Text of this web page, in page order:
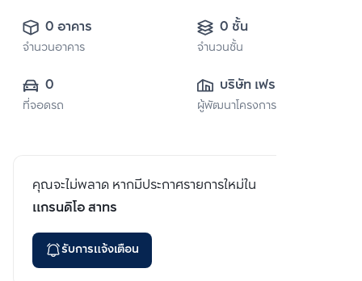
0 อาคาร
จำนวนอาคาร
0 ชั้น
จำนวนชั้น
0
ที่จอดรถ
บริษัท เฟรเซอร์ส
พร็อพเพอร์ตี้
ผู้พัฒนาโครงการ
คุณจะไม่พลาด หากมีประกาศรายการใหม่ใน
แกรนดิโอ สาทร
รับการแจ้งเตือน